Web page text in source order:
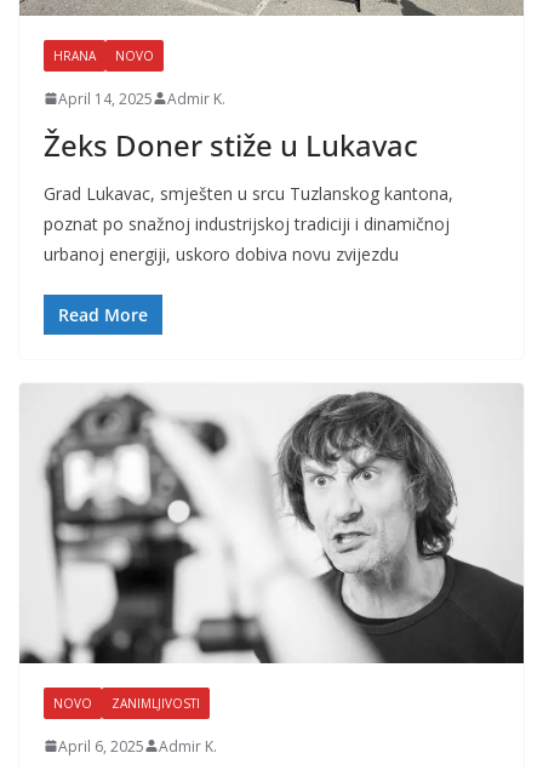
HRANA NOVO
April 14, 2025 Admir K.
Žeks Doner stiže u Lukavac
Grad Lukavac, smješten u srcu Tuzlanskog kantona,
poznat po snažnoj industrijskoj tradiciji i dinamičnoj
urbanoj energiji, uskoro dobiva novu zvijezdu
Read More
NOVO ZANIMLJIVOSTI
April 6, 2025 Admir K.